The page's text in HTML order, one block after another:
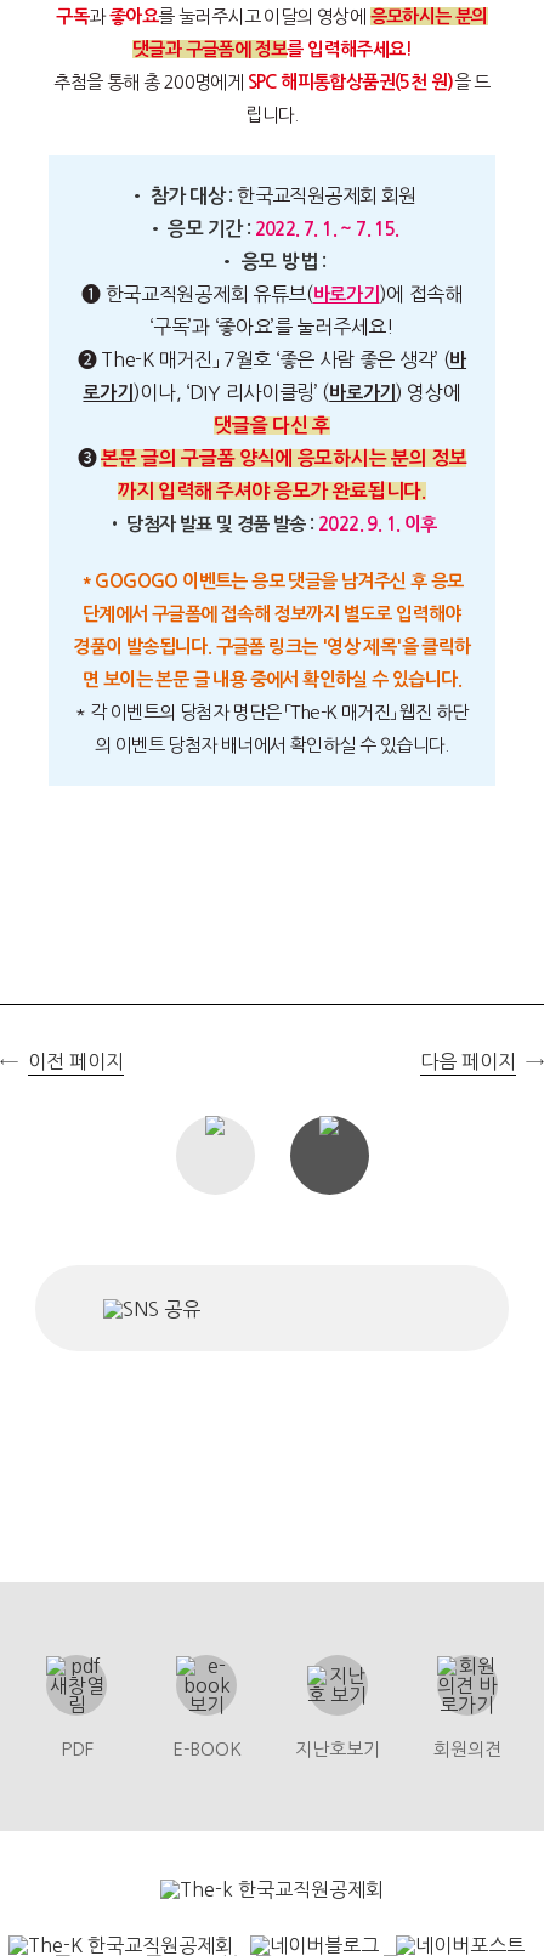
구독과좋아요를 눌러주시고 이달의 영상에 응모하시는 분의
댓글과 구글폼에 정보를 입력해주세요!
추첨을 통해 총 200명에게 SPC 해피통합상품권(5천 원)을 드
립니다.
• 참가 대상 :한국교직원공제회 회원
• 응모 기간 : 2022. 7. 1. ~ 7. 15.
• 응모 방법 :
❶ 한국교직원공제회 유튜브(바로가기 )에 접속해
‘구독’과 ‘좋아요’를 눌러주세요!
❷ The-K 매거진」 7월호 ‘좋은 사람 좋은 생각’ (바
로가기 )이나, ‘DIY 리사이클링’ (바로가기 ) 영상에
댓글을 다신 후
❸ 본문 글의 구글폼 양식에 응모하시는 분의 정보
까지 입력해 주셔야 응모가 완료됩니다.
• 당첨자 발표 및 경품 발송 : 2022. 9. 1. 이후
* GOGOGO 이벤트는 응모 댓글을 남겨주신 후 응모
단계에서 구글폼에 접속해 정보까지 별도로 입력해야
경품이 발송됩니다. 구글폼 링크는 '영상 제목'을 클릭하
면 보이는 본문 글 내용 중에서 확인하실 수 있습니다.
* 각 이벤트의 당첨자 명단은 「The-K 매거진」 웹진 하단
의 이벤트 당첨자 배너에서 확인하실 수 있습니다.
이전 페이지 다음 페이지
PDF E-BOOK 지난호보기 회원의견